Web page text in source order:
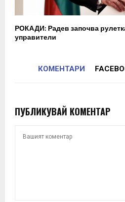
РОКАДИ: Радев започва
управители
КОМЕНТАРИ
ПУБЛИКУВАЙ КОМЕНТАР